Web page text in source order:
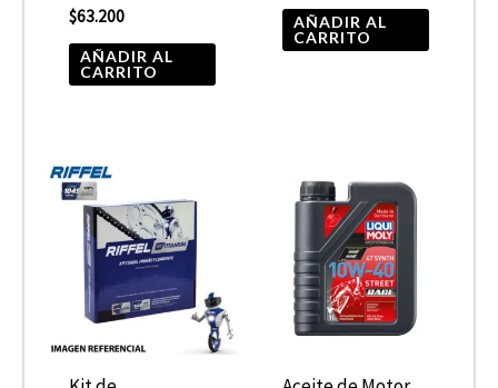
$63.200
AÑADIR AL
CARRITO
AÑADIR AL
CARRITO
de